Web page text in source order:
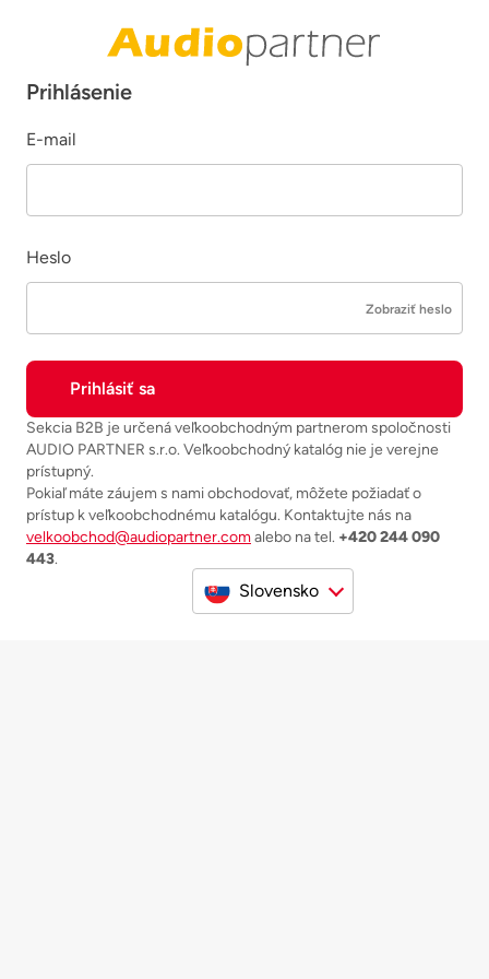
Prihlásenie
E-mail
Heslo
Zobraziť heslo
Sekcia B2B je určená veľkoobchodným partnerom spoločnosti
AUDIO PARTNER s.r.o. Veľkoobchodný katalóg nie je verejne
prístupný.
Pokiaľ máte záujem s nami obchodovať, môžete požiadať o
prístup k veľkoobchodnému katalógu. Kontaktujte nás na
velkoobchod@audiopartner.comalebo na tel. +420 244 090
443.
Slovensko